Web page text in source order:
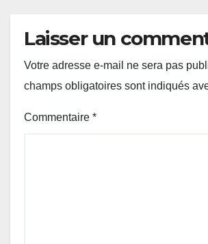
Laisser un
Votre adresse e-mail ne sera pas
champs obligatoires sont indiqués
Commentaire *